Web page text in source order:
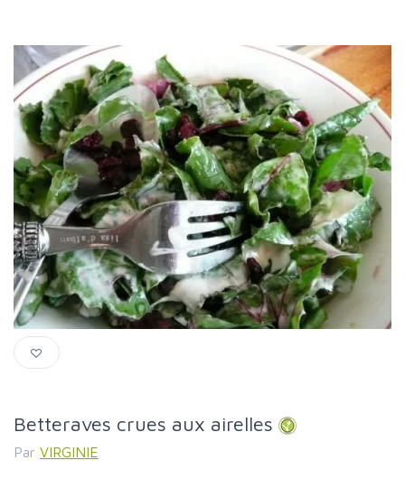
Betteraves crues aux airelles
Par VIRGINIE